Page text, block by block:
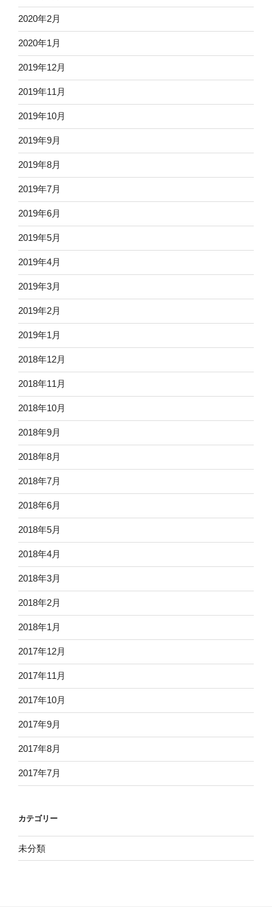
2020年2月
2020年1月
2019年12月
2019年11月
2019年10月
2019年9月
2019年8月
2019年7月
2019年6月
2019年5月
2019年4月
2019年3月
2019年2月
2019年1月
2018年12月
2018年11月
2018年10月
2018年9月
2018年8月
2018年7月
2018年6月
2018年5月
2018年4月
2018年3月
2018年2月
2018年1月
2017年12月
2017年11月
2017年10月
2017年9月
2017年8月
2017年7月
カテゴリー
未分類